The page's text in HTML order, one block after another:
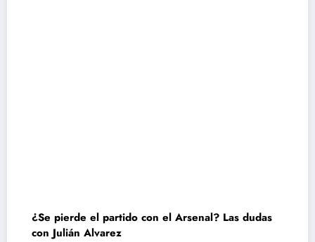
¿Se pierde el partido con el Arsenal? Las dudas
con Julián Alvarez